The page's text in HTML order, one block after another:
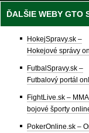
ĎALŠIE WEBY GTO
HokejSpravy.sk –
Hokejové správy
FutbalSpravy.sk –
Futbalový portál
FightLive.sk –
bojové športy
PokerOnline.sk –